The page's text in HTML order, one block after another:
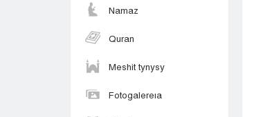
Namaz
Quran
Meshit tynysy
Fotogalereıa